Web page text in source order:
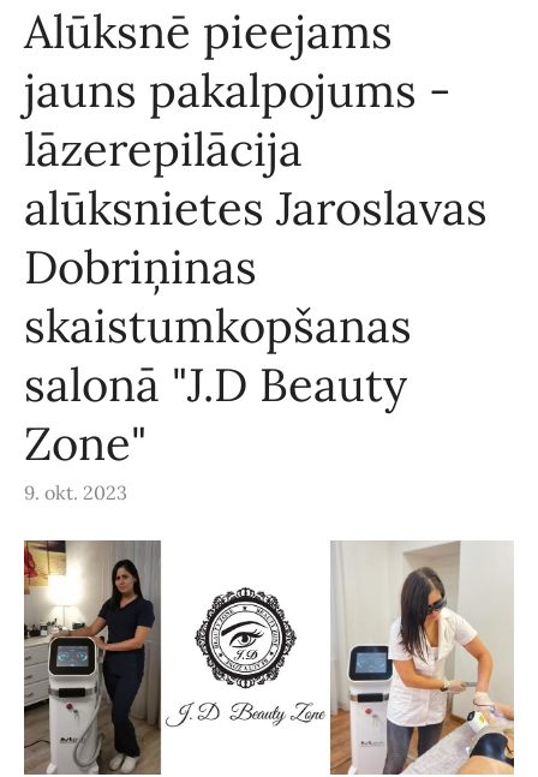
Alūksnē pieejams
jauns pakalpojums -
lāzerepilācija
alūksnietes Jaroslavas
Dobriņinas
skaistumkopšanas
salonā "J.D Beauty
Zone"
9. okt. 2023